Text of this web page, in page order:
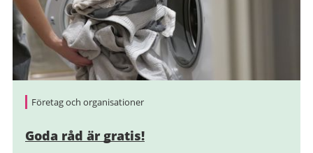
Företag och organisationer
Goda råd är gratis!